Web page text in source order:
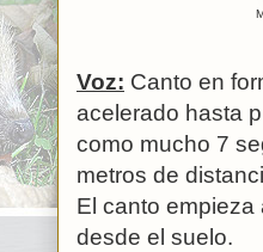
Voz: Canto en
acelerado hasta
como mucho 7
metros de
El canto
desde el suelo.